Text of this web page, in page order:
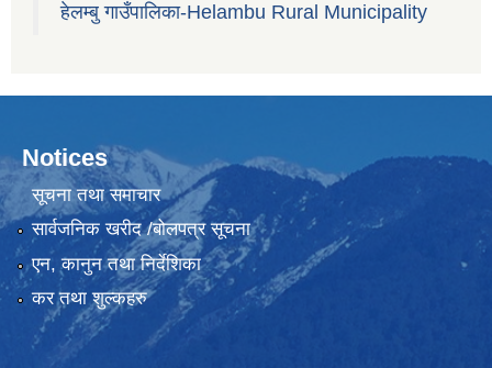
हेलम्बु गाउँपालिका-Helambu Rural Municipality
Notices
सूचना तथा समाचार
सार्वजनिक खरीद /बोलपत्र सूचना
एन, कानुन तथा निर्देशिका
कर तथा शुल्कहरु